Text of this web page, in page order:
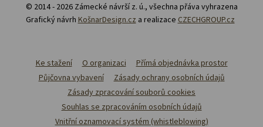
© 2014 - 2026 Zámecké návrší z. ú., všechna přáva vyhrazena
Grafický návrh KošnarDesign.cz a realizace CZECHGROUP.cz
Ke stažení O organizaci
Přímá objednávka prostor
Půjčovna vybavení
Zásady ochrany osobních údajů
Zásady zpracování souborů cookies
Souhlas se zpracováním osobních údajů
Vnitřní oznamovací systém (whistleblowing)